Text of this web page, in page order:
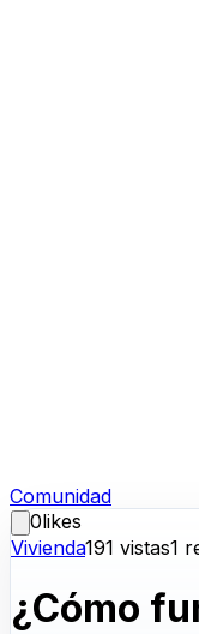
Comunidad
0likes
Vivienda191 vistas1
¿Cómo